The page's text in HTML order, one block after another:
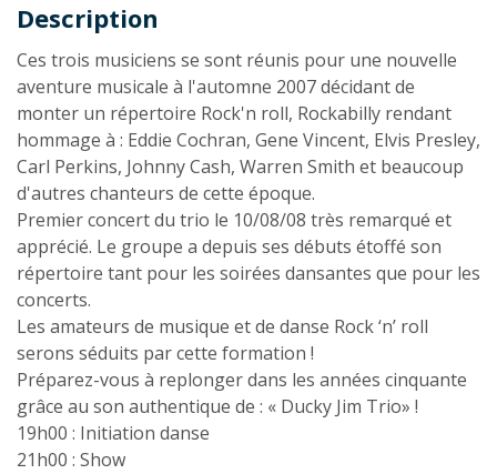
Description
Description
Ces trois musiciens se sont réunis pour une nouvelle
aventure musicale à l'automne 2007 décidant de
monter un répertoire Rock'n roll, Rockabilly rendant
hommage à : Eddie Cochran, Gene Vincent, Elvis Presley,
Carl Perkins, Johnny Cash, Warren Smith et beaucoup
d'autres chanteurs de cette époque.
Premier concert du trio le 10/08/08 très remarqué et
apprécié. Le groupe a depuis ses débuts étoffé son
répertoire tant pour les soirées dansantes que pour les
concerts.
Les amateurs de musique et de danse Rock ‘n’ roll
serons séduits par cette formation !
Préparez-vous à replonger dans les années cinquante
grâce au son authentique de : « Ducky Jim Trio» !
19h00 : Initiation danse
21h00 : Show